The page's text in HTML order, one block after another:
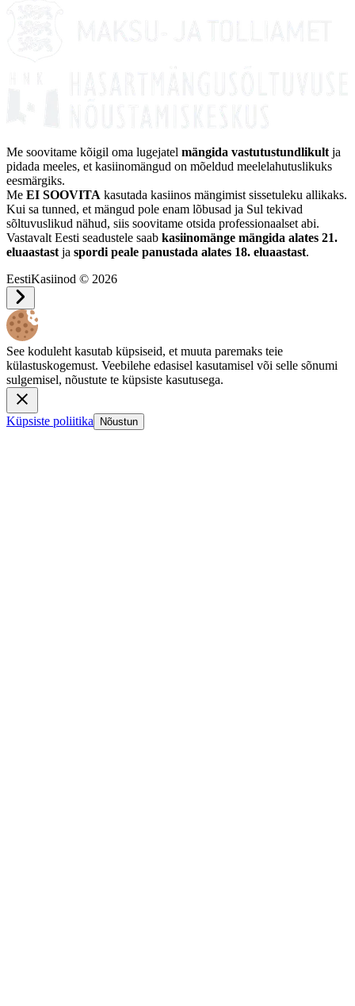
Me soovitame kõigil oma lugejatel mängida vastutustundlikult ja
pidada meeles, et kasiinomängud on mõeldud meelelahutuslikuks
eesmärgiks.
Me EI SOOVITA kasutada kasiinos mängimist sissetuleku allikaks.
Kui sa tunned, et mängud pole enam lõbusad ja Sul tekivad
sõltuvuslikud nähud, siis soovitame otsida professionaalset abi.
Vastavalt Eesti seadustele saab kasiinomänge mängida alates 21.
eluaastast ja spordi peale panustada alates 18. eluaastast.
EestiKasiinod © 2026
See koduleht kasutab küpsiseid, et muuta paremaks teie
külastuskogemust. Veebilehe edasisel kasutamisel või selle sõnumi
sulgemisel, nõustute te küpsiste kasutusega.
Küpsiste poliitika Nõustun